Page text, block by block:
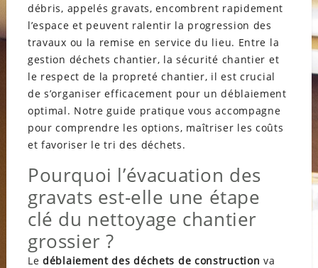
débris, appelés gravats, encombrent rapidement
l’espace et peuvent ralentir la progression des
travaux ou la remise en service du lieu. Entre la
gestion déchets chantier, la sécurité chantier et
le respect de la propreté chantier, il est crucial
de s’organiser efficacement pour un déblaiement
optimal. Notre guide pratique vous accompagne
pour comprendre les options, maîtriser les coûts
et favoriser le tri des déchets.
Pourquoi l’évacuation des
gravats est-elle une étape
clé du nettoyage chantier
grossier ?
Ledéblaiement des déchets de construction va